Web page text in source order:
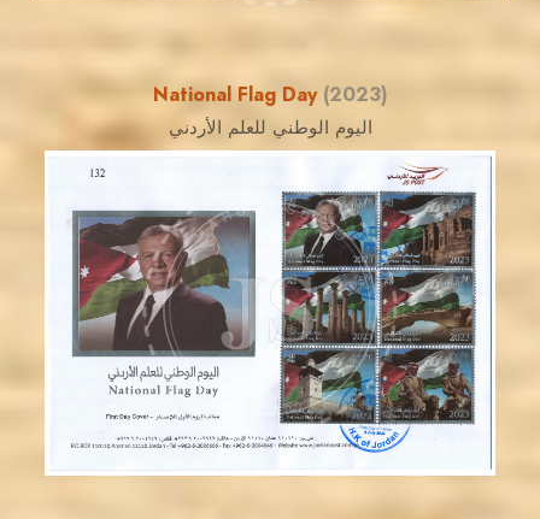
National Flag Day (2023)
اليوم الوطني للعلم الأردني
JS
MAHDI BSEISO
EST. 2007